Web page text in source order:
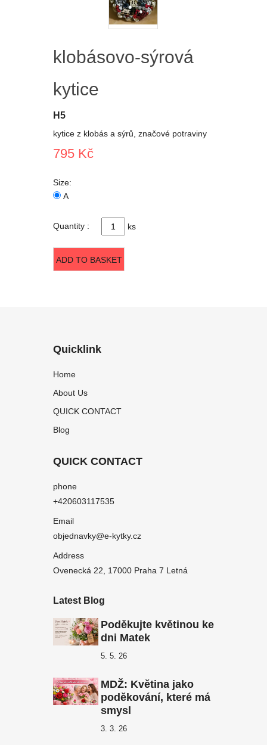
klobásovo-sýrová
kytice
H5
kytice z klobás a sýrů, značové potraviny
795 Kč
Size:
A
Quantity : ks
ADD TO BASKET
Quicklink
Home
About Us
QUICK CONTACT
Blog
QUICK CONTACT
phone
+420603117535
Email
objednavky@e-kytky.cz
Address
Ovenecká 22, 17000 Praha 7 Letná
Latest Blog
Poděkujte květinou ke
dni Matek
5. 5. 26
MDŽ: Květina jako
poděkování, které má
smysl
3. 3. 26